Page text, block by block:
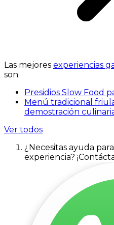
Las mejores experiencias
son:
Presidios Slow Food
Menú tradicional
demostración
Ver todos
¿Necesitas ayuda
experiencia?